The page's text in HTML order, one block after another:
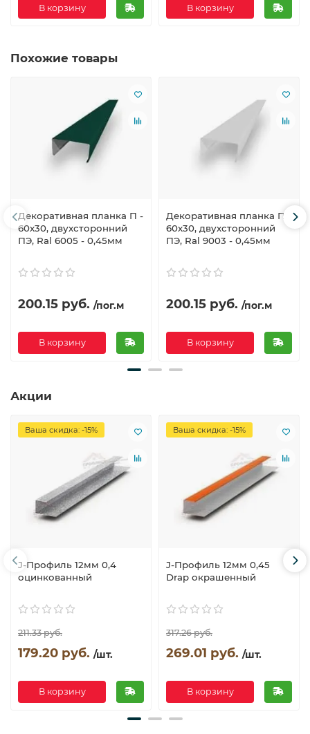
В корзину В корзину
Похожие товары
Декоративная планка П -
60х30, двухсторонний
ПЭ, Ral 6005 - 0,45мм
200.15 руб. /пог.м
В корзину
Декоративная планка П -
60х30, двухсторонний
ПЭ, Ral 9003 - 0,45мм
200.15 руб. /пог.м
В корзину
Акции
Ваша скидка: -15%
J-Профиль 12мм 0,4
оцинкованный
211.33 руб.
179.20 руб. /шт.
В корзину
Ваша скидка: -15%
J-Профиль 12мм 0,45
Drap окрашенный
317.26 руб.
269.01 руб. /шт.
В корзину